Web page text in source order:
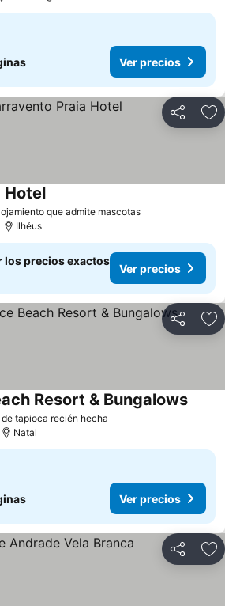
Ver precios
Compartir
que admite mascotas
Hotel
Ilhéus
los precios exactos
Ver precios
Compartir
de tapioca recién hecha
Resort & Bungalows
Natal
Ver precios
Compartir